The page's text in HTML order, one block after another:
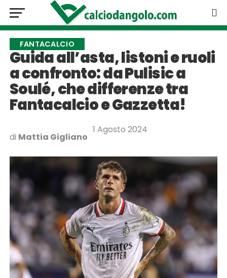
FANTACALCIO
Guida all’asta, listoni e ruoli
a confronto: da Pulisic a
Soulé, che differenze tra
Fantacalcio e Gazzetta!
di Mattia Gigliano
1 Agosto 2024